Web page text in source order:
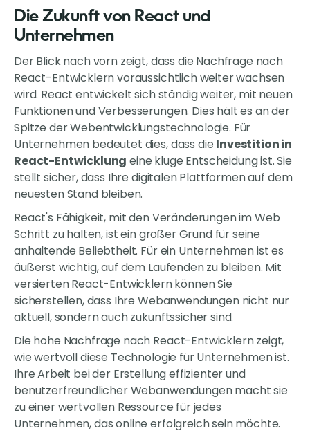
Die Zukunft von React und
Unternehmen
Der Blick nach vorn zeigt, dass die Nachfrage nach
React-Entwicklern voraussichtlich weiter wachsen
wird. React entwickelt sich ständig weiter, mit neuen
Funktionen und Verbesserungen. Dies hält es an der
Spitze der Webentwicklungstechnologie. Für
Unternehmen bedeutet dies, dass die Investition in
React-Entwicklung eine kluge Entscheidung ist. Sie
stellt sicher, dass Ihre digitalen Plattformen auf dem
neuesten Stand bleiben.
React's Fähigkeit, mit den Veränderungen im Web
Schritt zu halten, ist ein großer Grund für seine
anhaltende Beliebtheit. Für ein Unternehmen ist es
äußerst wichtig, auf dem Laufenden zu bleiben. Mit
versierten React-Entwicklern können Sie
sicherstellen, dass Ihre Webanwendungen nicht nur
aktuell, sondern auch zukunftssicher sind.
Die hohe Nachfrage nach React-Entwicklern zeigt,
wie wertvoll diese Technologie für Unternehmen ist.
Ihre Arbeit bei der Erstellung effizienter und
benutzerfreundlicher Webanwendungen macht sie
zu einer wertvollen Ressource für jedes
Unternehmen, das online erfolgreich sein möchte.